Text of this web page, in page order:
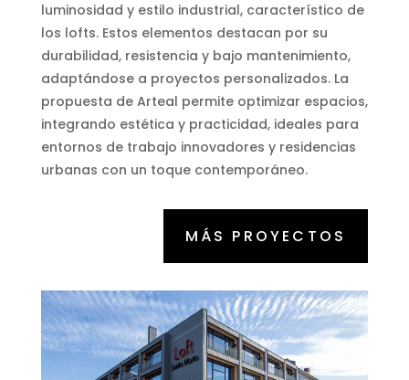
luminosidad y estilo industrial, característico de
los lofts. Estos elementos destacan por su
durabilidad, resistencia y bajo mantenimiento,
adaptándose a proyectos personalizados. La
propuesta de Arteal permite optimizar espacios,
integrando estética y practicidad, ideales para
entornos de trabajo innovadores y residencias
urbanas con un toque contemporáneo.
MÁS PROYECTOS